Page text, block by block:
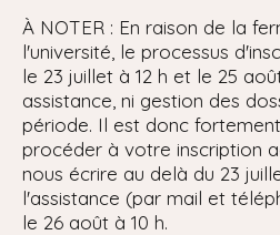
À NOTER : En raison de la
l'université, le processus
le 23 juillet à 12 h et le 25
assistance, ni gestion des
période. Il est donc
procéder à votre inscription
nous écrire au delà du 23
l'assistance (par mail et
le 26 août à 10 h.